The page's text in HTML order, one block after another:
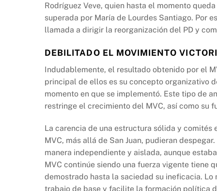
Rodríguez Veve, quien hasta el momento
superada por María de Lourdes Santiago. Por
llamada a dirigir la reorganización del PD y
DEBILITADO EL MOVIMIENTO
Indudablemente, el resultado obtenido por el
principal de ellos es su concepto organizativo
momento en que se implementó. Este tipo de
restringe el crecimiento del MVC, así como su
La carencia de una estructura sólida y
MVC, más allá de San Juan, pudieran
manera independiente y aislada, aunque
MVC continúe siendo una fuerza vigente tiene
demostrado hasta la saciedad su ineficacia.
trabajo de base y facilite la formación política